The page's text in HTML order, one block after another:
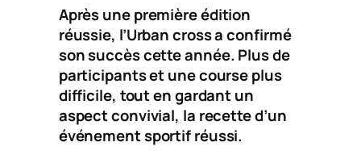
Après une première édition
réussie, l’Urban cross a confirmé
son succès cette année. Plus de
participants et une course plus
difficile, tout en gardant un
aspect convivial, la recette d’un
événement sportif réussi.